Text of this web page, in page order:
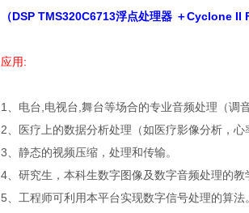
（DSP TMS320C6713浮点处理器 ＋Cyclone II
应用:
1、电台,电视台,舞台等场合的专业音频处理（调
2、医疗上的数据分析处理（如医疗影像分析，心
3、静态的视频压缩，处理和传输。
4、研究生，本科生数字图像及数字音频处理的教
5、工程师可利用本平台实现数字信号处理的算法。